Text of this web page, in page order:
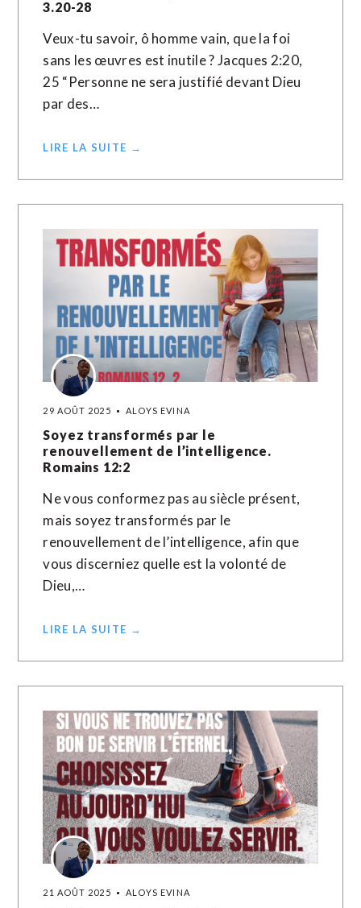
3.20-28
Veux-tu savoir, ô homme vain, que la foi
sans les œuvres est inutile ? Jacques 2:20,
25 “Personne ne sera justifié devant Dieu
par des…
LIRE LA SUITE →
29 AOÛT 2025 ALOYS EVINA
Soyez transformés par le
renouvellement de l’intelligence.
Romains 12:2
Ne vous conformez pas au siècle présent,
mais soyez transformés par le
renouvellement de l’intelligence, afin que
vous discerniez quelle est la volonté de
Dieu,…
LIRE LA SUITE →
21 AOÛT 2025 ALOYS EVINA